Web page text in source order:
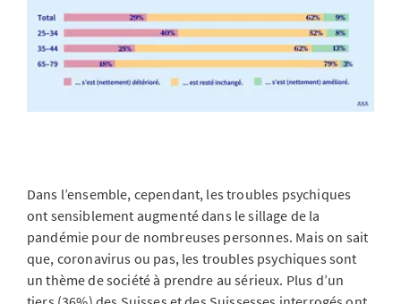
Dans l’ensemble, cependant, les troubles psychiques
ont sensiblement augmenté dans le sillage de la
pandémie pour de nombreuses personnes. Mais on sait
que, coronavirus ou pas, les troubles psychiques sont
un thème de société à prendre au sérieux. Plus d’un